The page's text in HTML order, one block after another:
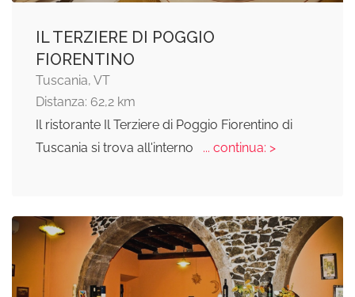
IL TERZIERE DI POGGIO
FIORENTINO
Tuscania, VT
Distanza: 62,2 km
Il ristorante Il Terziere di Poggio Fiorentino di
Tuscania si trova all'interno
... continua: >